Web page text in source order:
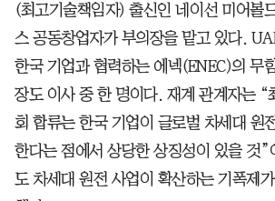
(최고기술책임자) 출신인 네이선 미어볼
스 공동창업자가 부의장을 맡고 있다.
한국 기업과 협력하는 에넥(ENEC)의 무
장도 이사 중 한 명이다. 재계 관계자는 “
회 합류는 한국 기업이 글로벌 차세대 원
한다는 점에서 상당한 상징성이 있을 것”
도 차세대 원전 사업이 확산하는 기폭제